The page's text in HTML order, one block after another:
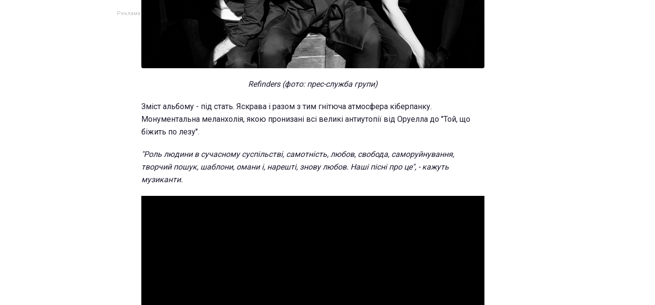
Refinders (фото: прес-служба групи)
Зміст альбому - під стать. Яскрава і разом з тим гнітюча атмосфера кіберпанку.
Монументальна меланхолія, якою пронизані всі великі антиутопії від Оруелла до "Той, що
біжить по лезу".
"Роль людини в сучасному суспільстві, самотність, любов, свобода, саморуйнування,
творчий пошук, шаблони, омани і, нарешті, знову любов. Наші пісні про це", - кажуть
музиканти.